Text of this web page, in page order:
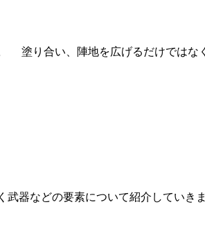
塗り合い、陣地を広げるだけではな
武器などの要素について紹介してい